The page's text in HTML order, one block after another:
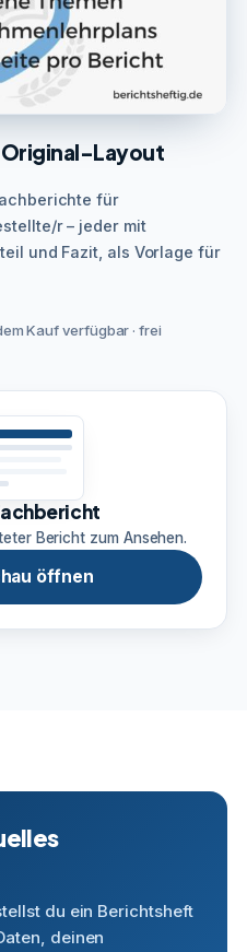
Original-Layout
für
r – jeder mit
und Fazit, als Vorlage für
Kauf verfügbar · frei
Bericht zum Ansehen.
öffnen
du ein Berichtsheft
deinen